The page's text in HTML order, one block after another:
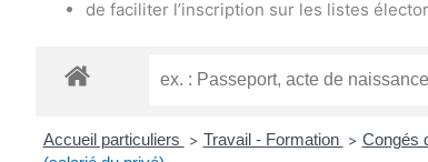
de faciliter l’inscription sur les listes
Accueil particuliers > Travail - Formation > Congés